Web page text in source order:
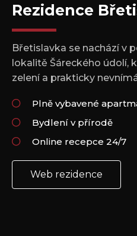
Rezidence
Břetislavka se nachází v
lokalitě Šáreckého údolí,
zelení a prakticky
Plně vybavené
Bydlení v přírodě
Online recepce 24/7
Web rezidence